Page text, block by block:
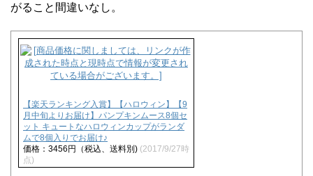
がること間違いなし。
【楽天ランキング入賞】【ハロウィン】【9
月中旬よりお届け】パンプキンムース8個セ
ット キュートなハロウィンカップがランダ
ムで8個入りでお届け♪
価格：3456円（税込、送料別) (2017/9/27時
点)